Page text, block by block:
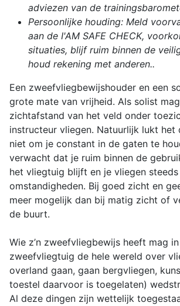
adviezen van de
Persoonlijke houding: Meld
aan de I'AM SAFE CHECK,
situaties, blijf ruim binnen de
houd rekening met anderen..
Een zweefvliegbewijshouder en een
grote mate van vrijheid. Als solist
zichtafstand van het veld onder
instructeur vliegen. Natuurlijk lukt het
niet om je constant in de gaten te
verwacht dat je ruim binnen de
het vliegtuig blijft en je vliegen
omstandigheden. Bij goed zicht en
meer mogelijk dan bij matig zicht of
de buurt.
Wie z’n zweefvliegbewijs heeft mag
zweefvliegtuig de hele wereld over
overland gaan, gaan bergvliegen,
toestel daarvoor is toegelaten)
Al deze dingen zijn wettelijk